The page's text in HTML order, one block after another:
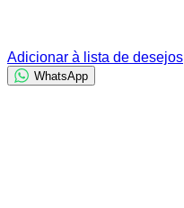
Adicionar à lista de desejos
WhatsApp